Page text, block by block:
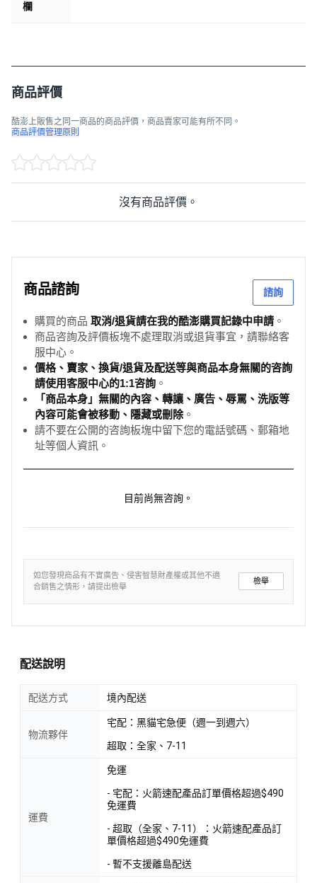
欄
商品評價
酷澎上販售之同一商品的商品評價，商品賣家可能有所不同。
商品評價管理原則
沒有商品評價。
商品諮詢 諮詢
購買的商品 取消/退貨請在我的酷澎購買記錄中申請 。
商品咨詢及評價板塊不處理取消或退貨事宜，請聯絡客
服中心。
價格、賣家、換貨/退貨及配送等與商品本身無關的咨詢
請使用客服中心的1:1咨詢 。
「商品本身」無關的內容、轉讓、廣告、辱罵、洗版等
內容可能會被移動、隱藏或刪除。
請不要在公開的咨詢板塊中留下您的電話號碼、郵箱地
址等個人資訊。
目前尚無咨詢。
如您發現商品有不實廣告、侵害智慧財產權或其他不適
合銷售之情形，請提出檢舉
檢舉
配送說明
配送方式 境內配送
物流夥伴
宅配：黑貓宅急便（週一到週六）
超取：全家、7-11
運費
免運
- 宅配：火箭速配產品訂單價格超過$490
免運費
- 超取（全家、7-11）：火箭速配產品訂
單價格超過$490免運費
- 暫不支援離島配送